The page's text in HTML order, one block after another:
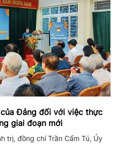
Đảng đối với việc thực
giai đoạn mới
trị, đồng chí Trần Cẩm Tú, Ủy